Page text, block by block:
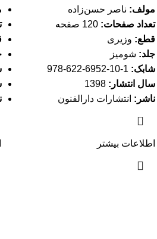
مولف: ناصر حسن‌زاده
تعداد صفحات: 120 صفحه
قطع: وزیری
جلد: شومیز
شابک:
سال انتشار: 1398
ناشر: انتشارات دارالفنون
اطلاعات بیشتر